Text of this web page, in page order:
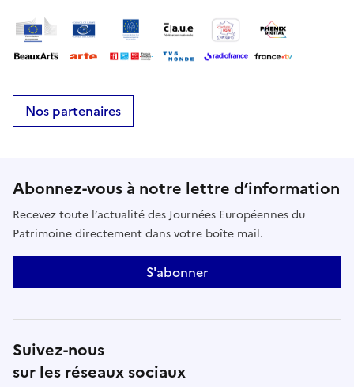
Nos partenaires
Abonnez-vous à notre lettre d’information
Recevez toute l’actualité des Journées Européennes du
Patrimoine directement dans votre boîte mail.
S'abonner
Suivez-nous
sur les réseaux sociaux